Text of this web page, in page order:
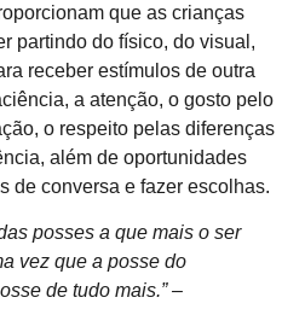
que as crianças
partindo do físico, do visual,
receber estímulos de outra
a atenção, o gosto pelo
o respeito pelas diferenças
além de oportunidades
de conversa e fazer escolhas.
posses a que mais o ser
vez que a posse do
de tudo mais.” –